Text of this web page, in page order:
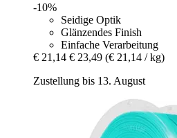
-10%
Seidige Optik
Glänzendes Finish
Einfache Verarbeitung
€ 21,14 € 23,49 (€ 21,14 / kg)
Zustellung bis 13. August